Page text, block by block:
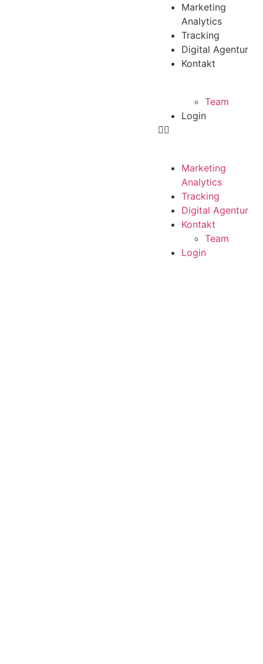
Marketing
Analytics
Tracking
Digital Agentur
Kontakt
Team
Login
Marketing
Analytics
Tracking
Digital Agentur
Kontakt
Team
Login